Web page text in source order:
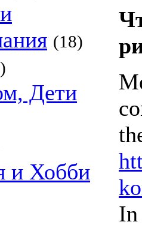
(18)
Дети
и Хобби
In